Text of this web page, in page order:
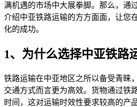
满机遇的市场中大展拳脚。那么，通
介绍中亚铁路运输的方方面面，让您
化的成功。
1、为什么选择中亚铁路
铁路运输在中亚地区之所以备受青睐
交通方式而言更为高效。货物通过铁
时间，这对运输时效性要求较高的产